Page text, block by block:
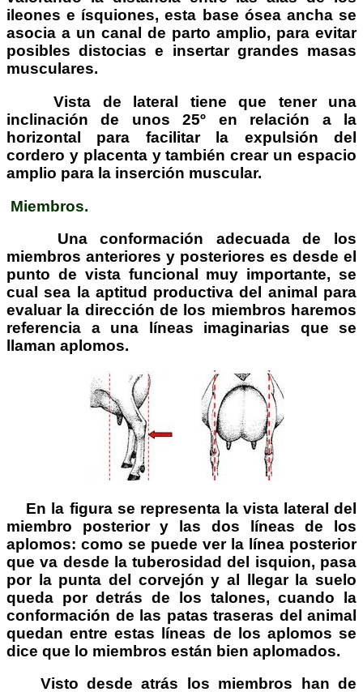
ileones e ísquiones, esta base ósea ancha se
asocia a un canal de parto amplio, para evitar
posibles distocias e insertar grandes masas
musculares.
Vista de lateral tiene que tener una
inclinación de unos 25º en relación a la
horizontal para facilitar la expulsión del
cordero y placenta y también crear un espacio
amplio para la inserción muscular.
Miembros.
Una conformación adecuada de los
miembros anteriores y posteriores es desde el
punto de vista funcional muy importante, se
cual sea la aptitud productiva del animal para
evaluar la dirección de los miembros haremos
referencia a una líneas imaginarias que se
llaman aplomos.
En la figura se representa la vista lateral del
miembro posterior y las dos líneas de los
aplomos: como se puede ver la línea posterior
que va desde la tuberosidad del isquion, pasa
por la punta del corvejón y al llegar la suelo
queda por detrás de los talones, cuando la
conformación de las patas traseras del animal
quedan entre estas líneas de los aplomos se
dice que lo miembros están bien aplomados.
Visto desde atrás los miembros han de